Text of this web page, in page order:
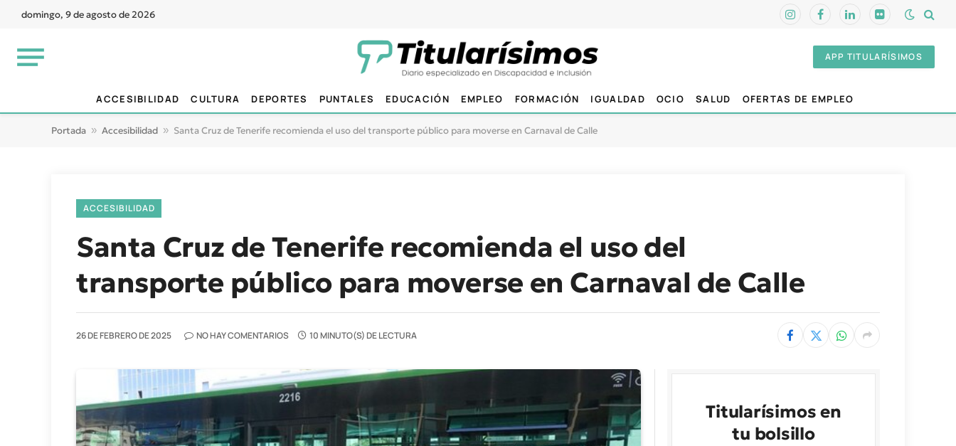
domingo, 9 de agosto de 2026 InstagramFacebookLinkedInFlickr
APP TITULARÍSIMOS
ACCESIBILIDAD CULTURA DEPORTES PUNTALES EDUCACIÓN EMPLEO FORMACIÓN IGUALDAD OCIO SALUD OFERTAS DE EMPLEO
Portada » Accesibilidad » Santa Cruz de Tenerife recomienda el uso del transporte público para moverse en Carnaval de Calle
ACCESIBILIDAD
Santa Cruz de Tenerife recomienda el uso del
transporte público para moverse en Carnaval de Calle
26 DE FEBRERO DE 2025 NO HAY COMENTARIOS 10 MINUTO(S) DE LECTURA
Titularísimos en
tu bolsillo